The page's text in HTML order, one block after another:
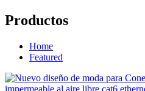
Productos
Home
Featured